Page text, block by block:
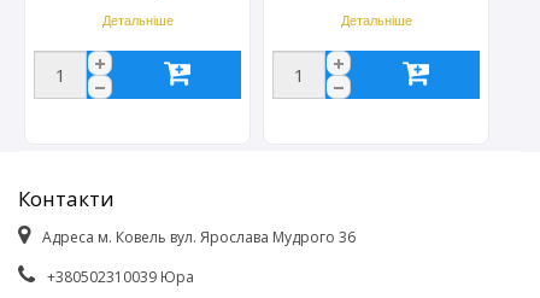
Детальніше Детальніше
Контакти
Адреса м. Ковель вул. Ярослава Мудрого 36
+380502310039 Юра